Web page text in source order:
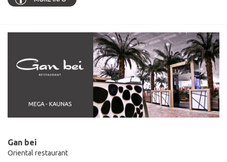
Gan bei
Oriental restaurant